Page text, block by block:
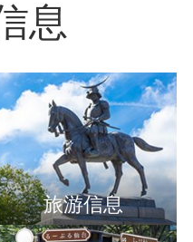
息
旅游信息